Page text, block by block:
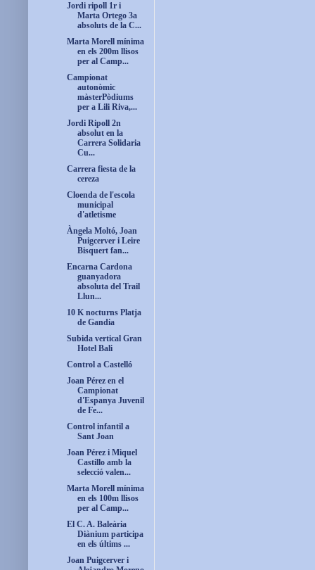
Jordi ripoll 1r i
Marta Ortego 3a
absoluts de la C...
Marta Morell mínima
en els 200m llisos
per al Camp...
Campionat
autonòmic
màsterPòdiums
per a Lili Riva,...
Jordi Ripoll 2n
absolut en la
Carrera Solidaria
Cu...
Carrera fiesta de la
cereza
Cloenda de l'escola
municipal
d'atletisme
Àngela Moltó, Joan
Puigcerver i Leire
Bisquert fan...
Encarna Cardona
guanyadora
absoluta del Trail
Llun...
10 K nocturns Platja
de Gandia
Subida vertical Gran
Hotel Bali
Control a Castelló
Joan Pérez en el
Campionat
d'Espanya Juvenil
de Fe...
Control infantil a
Sant Joan
Joan Pérez i Miquel
Castillo amb la
selecció valen...
Marta Morell mínima
en els 100m llisos
per al Camp...
El C. A. Baleària
Diànium participa
en els últims ...
Joan Puigcerver i